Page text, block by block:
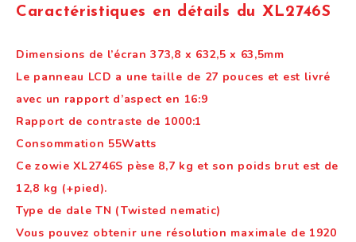
Caractéristiques en détails du XL2746S
Dimensions de l’écran 373,8 x 632,5 x 63,5mm
Le panneau LCD a une taille de 27 pouces et est livré
avec un rapport d’aspect en 16:9
Rapport de contraste de 1000:1
Consommation 55Watts
Ce zowie XL2746S pèse 8,7 kg et son poids brut est de
12,8 kg (+pied).
Type de dale TN (Twisted nematic)
Vous pouvez obtenir une résolution maximale de 1920